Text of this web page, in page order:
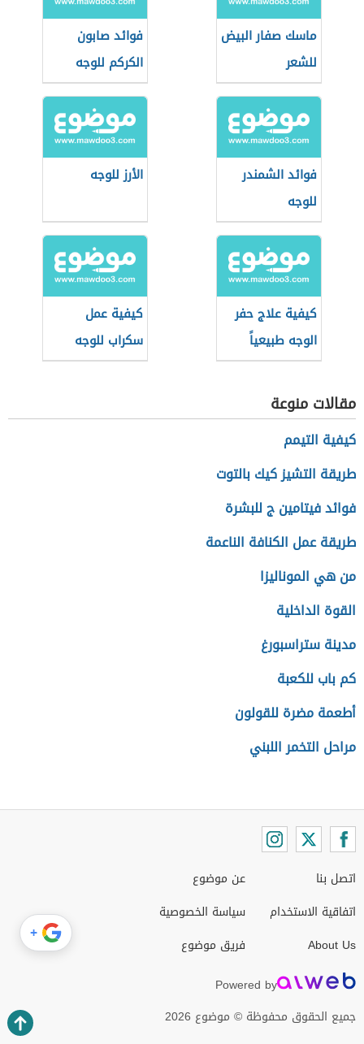
ماسك صفار البيض
للشعر
فوائد صابون
الكركم للوجه
فوائد الشمندر
للوجه
الأرز للوجه
كيفية علاج حفر
الوجه طبيعياً
كيفية عمل
سكراب للوجه
مقالات منوعة
كيفية التيمم
طريقة التشيز كيك بالتوت
فوائد فيتامين ج للبشرة
طريقة عمل الكنافة الناعمة
من هي الموناليزا
القوة الداخلية
مدينة ستراسبورغ
كم باب للكعبة
أطعمة مضرة للقولون
مراحل التخمر اللبني
اتصل بنا
اتفاقية الاستخدام
About Us
عن موضوع
سياسة الخصوصية
فريق موضوع
Powered by
جميع الحقوق محفوظة © موضوع 2026
+